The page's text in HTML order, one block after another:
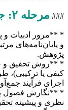
### مرحله ۲: جمع‌آوری داده و نگارش فصول
* **مرور ادبیات و
و پایان‌نامه‌های
پژوهش.
* **روش تحقیق و
کیفی یا ترکیبی)،
اجرای فرآیند
* **نگارش فصول
نظری و پیشینه